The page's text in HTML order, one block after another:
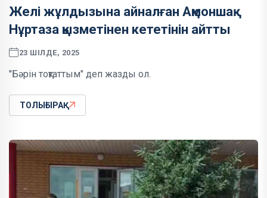
Желі жұлдызына айналған Ақмоншақ
Нұртаза қызметінен кететінін айтты
23 ШІЛДЕ, 2025
"Бәрін тоқтаттым" деп жазды ол.
ТОЛЫҒЫРАҚ